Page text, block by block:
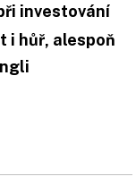
investování
i hůř, alespoň